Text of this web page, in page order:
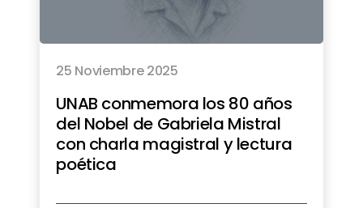
25 Noviembre 2025
UNAB conmemora los 80 años
del Nobel de Gabriela Mistral
con charla magistral y lectura
poética